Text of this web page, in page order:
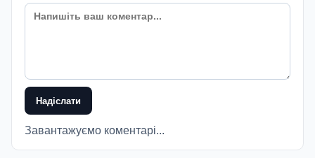
Надіслати
Завантажуємо коментарі...